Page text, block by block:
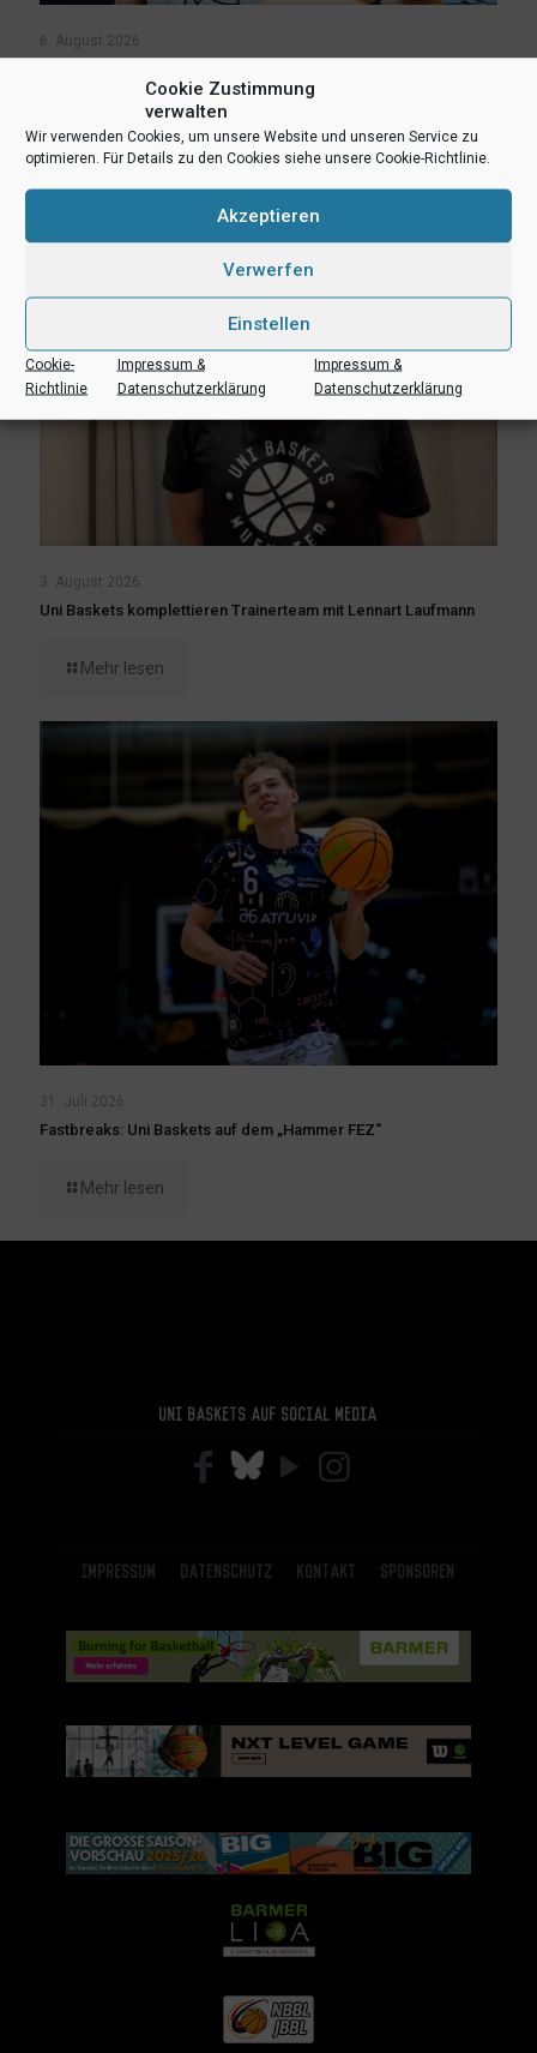
Cookie Zustimmung
verwalten
Wir verwenden Cookies, um unsere Website und unseren Service zu
optimieren. Für Details zu den Cookies siehe unsere Cookie-Richtlinie.
Akzeptieren
Verwerfen
Einstellen
Cookie-
Richtlinie
Impressum &
Datenschutzerklärung
Impressum &
Datenschutzerklärung
6. August 2026
Mehr lesen
3. August 2026
Uni Baskets komplettieren Trainerteam mit Lennart Laufmann
Mehr lesen
31. Juli 2026
Fastbreaks: Uni Baskets auf dem „Hammer FEZ“
Mehr lesen
Uni Baskets auf Social Media
Impressum Datenschutz Kontakt Sponsoren